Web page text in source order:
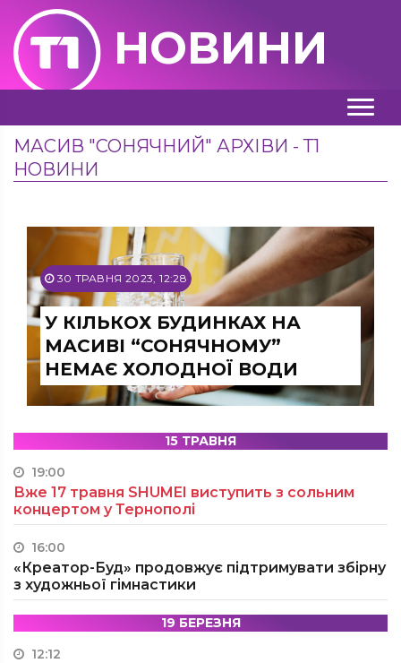
НОВИНИ
МАСИВ "СОНЯЧНИЙ" АРХІВИ - Т1
НОВИНИ
30 ТРАВНЯ 2023, 12:28
У КІЛЬКОХ БУДИНКАХ НА
МАСИВІ “СОНЯЧНОМУ”
НЕМАЄ ХОЛОДНОЇ ВОДИ
15 ТРАВНЯ
19:00
Вже 17 травня SHUMEI виступить з сольним
концертом у Тернополі
16:00
«Креатор-Буд» продовжує підтримувати збірну
з художньої гімнастики
19 БЕРЕЗНЯ
12:12